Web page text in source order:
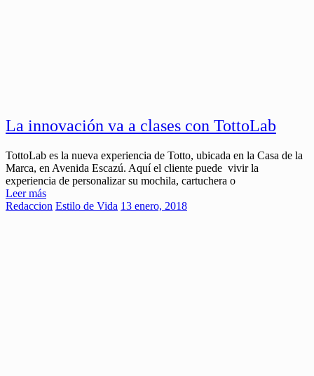
La innovación va a clases con TottoLab
TottoLab es la nueva experiencia de Totto, ubicada en la Casa de la
Marca, en Avenida Escazú. Aquí el cliente puede vivir la
experiencia de personalizar su mochila, cartuchera o
Leer más
Redaccion Estilo de Vida 13 enero, 2018